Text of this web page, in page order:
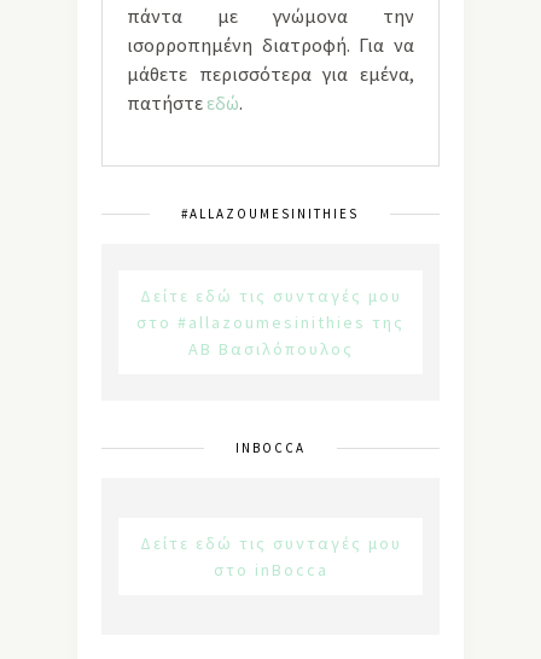
πάντα με γνώμονα την
ισορροπημένη διατροφή. Για να
μάθετε περισσότερα για εμένα,
πατήστε εδώ.
#ALLAZOUMESINITHIES
Δείτε εδώ τις συνταγές μου
στο #allazoumesinithies της
ΑΒ Βασιλόπουλος
INBOCCA
Δείτε εδώ τις συνταγές μου
στο inBocca